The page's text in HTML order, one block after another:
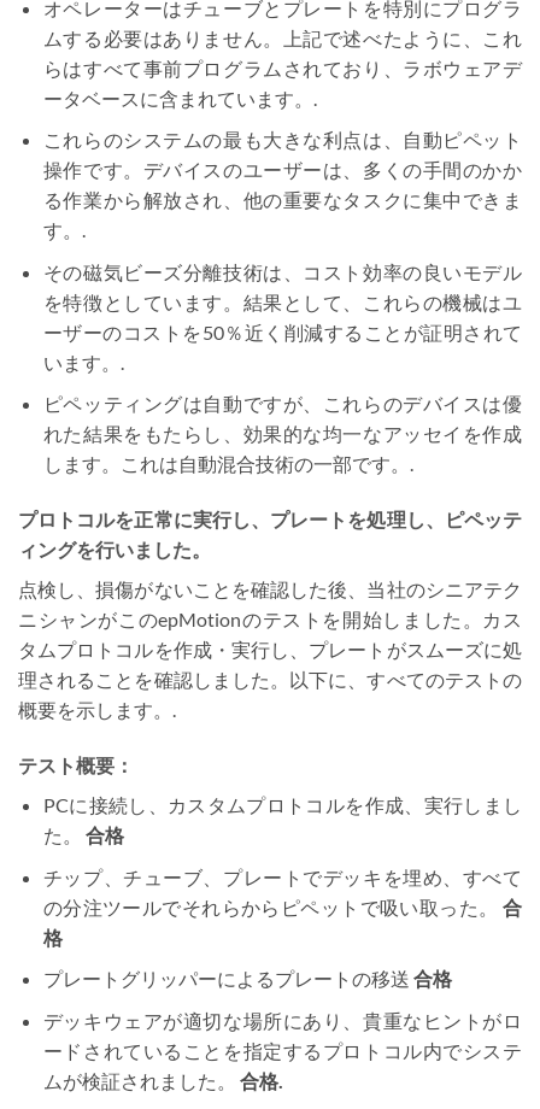
オペレーターはチューブとプレートを特別にプログラ
ムする必要はありません。上記で述べたように、これ
らはすべて事前プログラムされており、ラボウェアデ
ータベースに含まれています。.
これらのシステムの最も大きな利点は、自動ピペット
操作です。デバイスのユーザーは、多くの手間のかか
る作業から解放され、他の重要なタスクに集中できま
す。.
その磁気ビーズ分離技術は、コスト効率の良いモデル
を特徴としています。結果として、これらの機械はユ
ーザーのコストを50％近く削減することが証明されて
います。.
ピペッティングは自動ですが、これらのデバイスは優
れた結果をもたらし、効果的な均一なアッセイを作成
します。これは自動混合技術の一部です。.
プロトコルを正常に実行し、プレートを処理し、ピペッテ
ィングを行いました。
点検し、損傷がないことを確認した後、当社のシニアテク
ニシャンがこのepMotionのテストを開始しました。カス
タムプロトコルを作成・実行し、プレートがスムーズに処
理されることを確認しました。以下に、すべてのテストの
概要を示します。.
テスト概要：
PCに接続し、カスタムプロトコルを作成、実行しまし
た。 合格
チップ、チューブ、プレートでデッキを埋め、すべて
の分注ツールでそれらからピペットで吸い取った。 合
格
プレートグリッパーによるプレートの移送 合格
デッキウェアが適切な場所にあり、貴重なヒントがロ
ードされていることを指定するプロトコル内でシステ
ムが検証されました。 合格.